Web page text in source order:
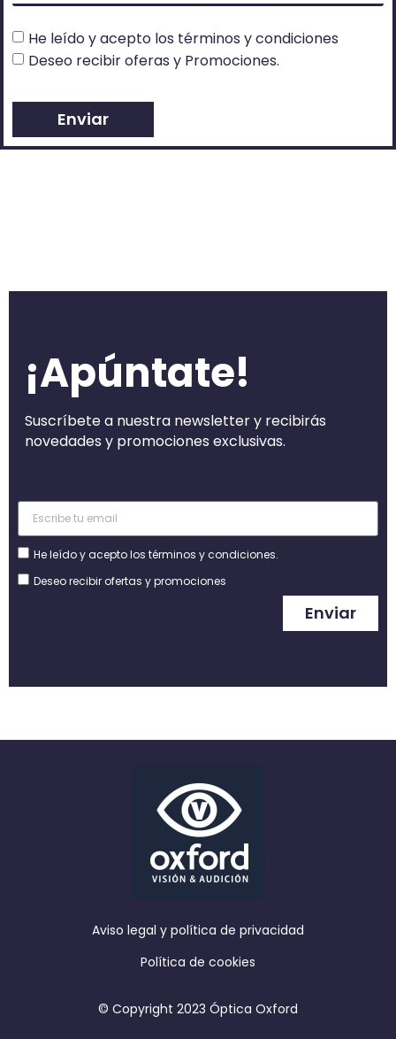
He leído y acepto los términos y condiciones
Deseo recibir oferas y Promociones.
Enviar
¡Apúntate!
Suscríbete a nuestra newsletter y recibirás
novedades y promociones exclusivas.
He leído y acepto los términos y condiciones.
Deseo recibir ofertas y promociones
Enviar
Aviso legal y política de privacidad
Política de cookies
© Copyright 2023 Óptica Oxford